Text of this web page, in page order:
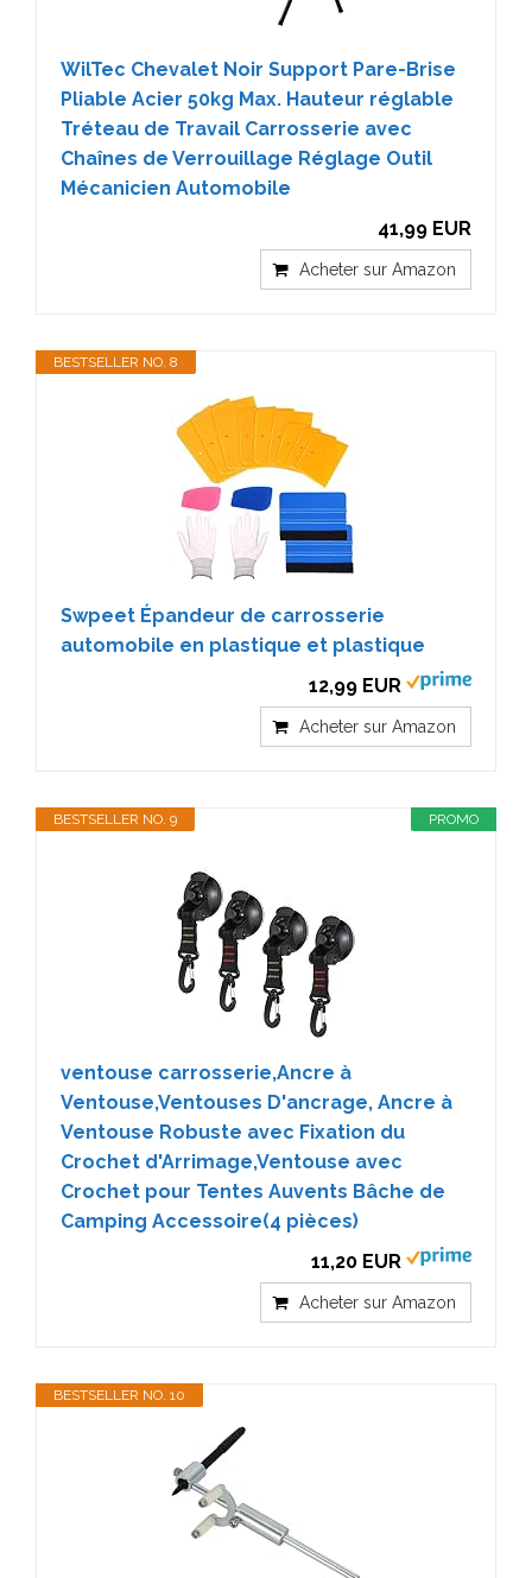
WilTec Chevalet Noir Support Pare-Brise
Pliable Acier 50kg Max. Hauteur réglable
Tréteau de Travail Carrosserie avec
Chaînes de Verrouillage Réglage Outil
Mécanicien Automobile
41,99 EUR
Acheter sur Amazon
BESTSELLER NO. 8
Swpeet Épandeur de carrosserie
automobile en plastique et plastique
12,99 EUR
Acheter sur Amazon
PROMO
BESTSELLER NO. 9
ventouse carrosserie,Ancre à
Ventouse,Ventouses D'ancrage, Ancre à
Ventouse Robuste avec Fixation du
Crochet d'Arrimage,Ventouse avec
Crochet pour Tentes Auvents Bâche de
Camping Accessoire(4 pièces)
11,20 EUR
Acheter sur Amazon
BESTSELLER NO. 10